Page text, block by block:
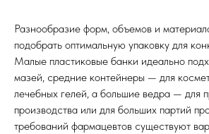
Разнообразие форм, объемов и
подобрать оптимальную упаковку для
Малые пластиковые банки идеально
мазей, средние контейнеры — для
лечебных гелей, а большие ведра — для
производства или для больших партий
требований фармацевтов существуют
Специалиста
Хотите узнать больше о наших решениях или
подобрать идеальное решение для Вашего
бизнеса? Оставьте заявку на обратный звонок,
и наш специалист свяжется с вами в удобное
время. Вместе мы найдем оптимальное
решение, чтобы Ваш бизнес процветал!